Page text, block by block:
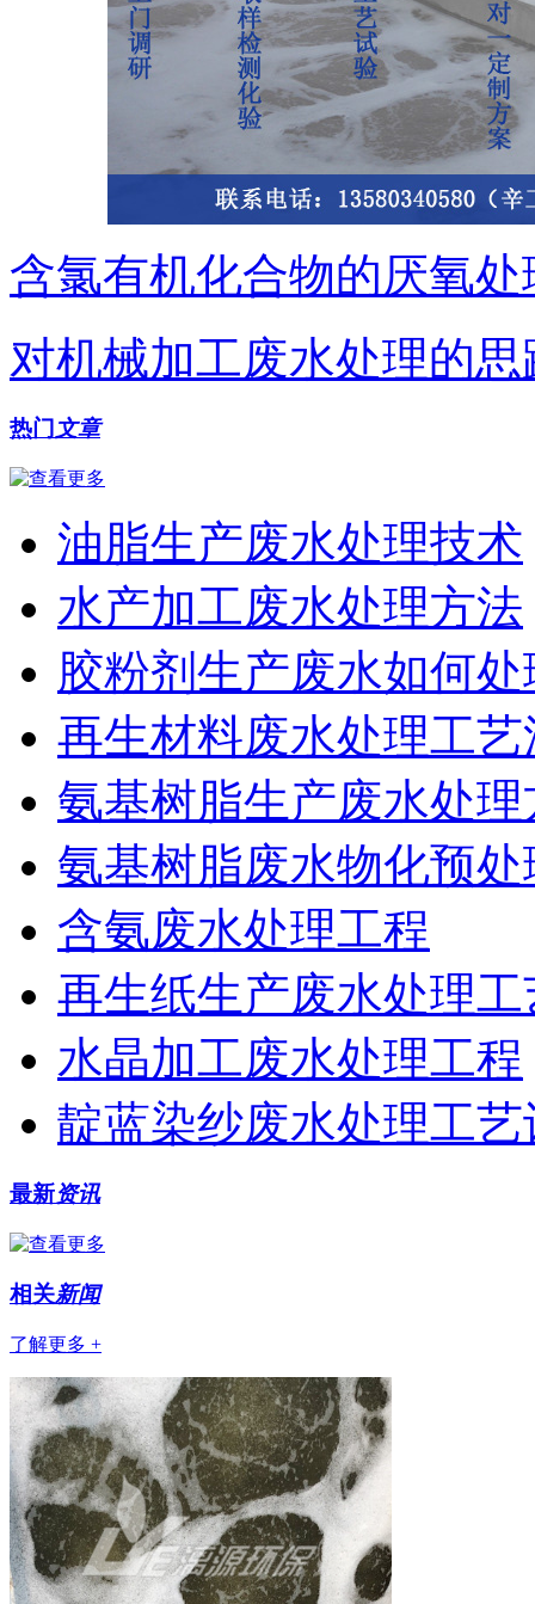
含氯有机化合物的厌氧处
对机械加工废水处理的思
热门 文章
油脂生产废水处理技术
水产加工废水处理方法
胶粉剂生产废水如何处
再生材料废水处理工艺
氨基树脂生产废水处理
氨基树脂废水物化预
含氨废水处理工程
再生纸生产废水处理工
水晶加工废水处理工程
靛蓝染纱废水处理工艺
最新资讯
相关新闻
了解更多 +